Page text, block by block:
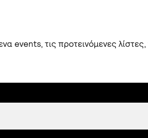
events, τις προτεινόμενες